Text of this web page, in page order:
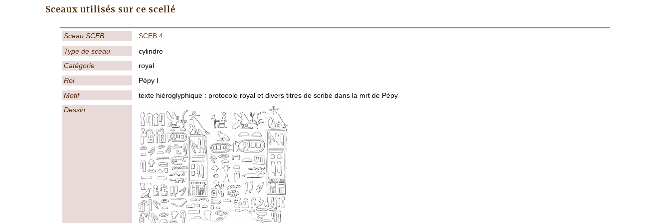
Sceaux utilisés sur ce scellé
Sceau SCEB
SCEB 4
Type de sceau
cylindre
Catégorie
royal
Roi
Pépy I
Motif
texte hiéroglyphique : protocole royal et divers titres de scribe dans la mrt de Pépy
Dessin